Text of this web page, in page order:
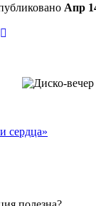
Апр
сердца»